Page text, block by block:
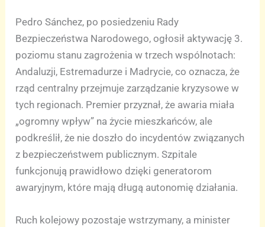
Pedro Sánchez, po posiedzeniu Rady
Bezpieczeństwa Narodowego, ogłosił aktywację 3.
poziomu stanu zagrożenia w trzech wspólnotach:
Andaluzji, Estremadurze i Madrycie, co oznacza, że
rząd centralny przejmuje zarządzanie kryzysowe w
tych regionach. Premier przyznał, że awaria miała
„ogromny wpływ” na życie mieszkańców, ale
podkreślił, że nie doszło do incydentów związanych
z bezpieczeństwem publicznym. Szpitale
funkcjonują prawidłowo dzięki generatorom
awaryjnym, które mają długą autonomię działania.
Ruch kolejowy pozostaje wstrzymany, a minister